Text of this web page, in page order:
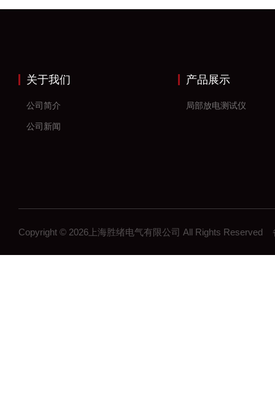
关于我们
公司简介
公司新闻
产品展示
局部放电测试仪
Copyright © 2026上海胜绪电气有限公司 All Rights Reserved